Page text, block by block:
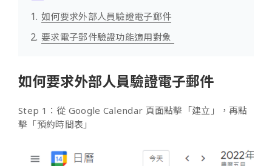
如何要求外部人員驗證電子郵件
要求電子郵件驗證功能適用對象
如何要求外部人員驗證電子郵件
Step 1：從 Google Calendar 頁面點擊「建立」，再點
擊「預約時間表」